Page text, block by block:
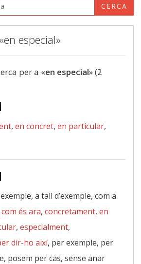
CERCA
especial»
per a «en especial» (2
, en concret, en particular,
a tall d’exemple, com a
com és ara, concretament, en
, especialment,
dir-ho així, per exemple, per
posem per cas, sense anar